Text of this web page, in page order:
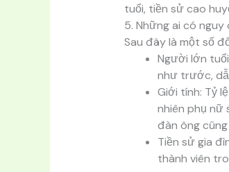
tuổi, tiền sử cao
5. Những ai có
Sau đây là một số
Người lớn
như trước,
Giới tính: Tỷ
nhiên phụ nữ
đàn ông
Tiền sử gia
thành viên